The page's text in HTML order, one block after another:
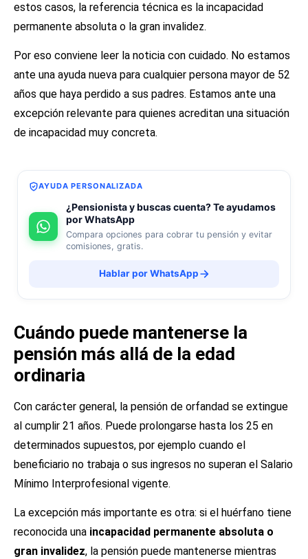
estos casos, la referencia técnica es la incapacidad
permanente absoluta o la gran invalidez.
Por eso conviene leer la noticia con cuidado. No estamos
ante una ayuda nueva para cualquier persona mayor de 52
años que haya perdido a sus padres. Estamos ante una
excepción relevante para quienes acreditan una situación
de incapacidad muy concreta.
AYUDA PERSONALIZADA
¿Pensionista y buscas cuenta? Te ayudamos
por WhatsApp
Compara opciones para cobrar tu pensión y evitar
comisiones, gratis.
Hablar por WhatsApp
Cuándo puede mantenerse la
pensión más allá de la edad
ordinaria
Con carácter general, la pensión de orfandad se extingue
al cumplir 21 años. Puede prolongarse hasta los 25 en
determinados supuestos, por ejemplo cuando el
beneficiario no trabaja o sus ingresos no superan el Salario
Mínimo Interprofesional vigente.
La excepción más importante es otra: si el huérfano tiene
reconocida una incapacidad permanente absoluta o
gran invalidez, la pensión puede mantenerse mientras